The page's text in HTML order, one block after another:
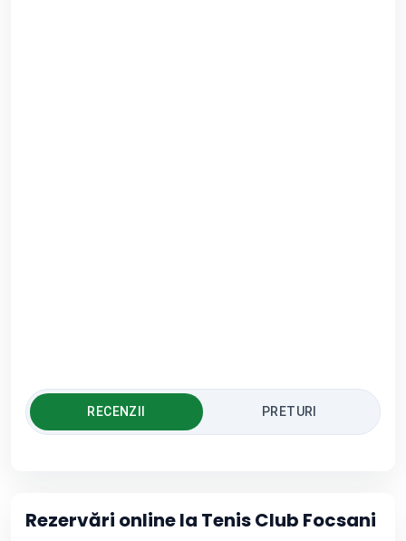
RECENZII PRETURI
Rezervări online la Tenis Club Focsani